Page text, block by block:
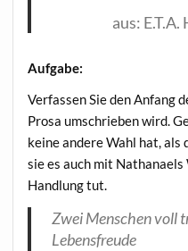
aus:
Auf­ga­be:
Ver­fas­sen Sie den Anfang
Pro­sa umschrie­ben wird.
kei­ne ande­re Wahl hat, als
sie es auch mit
Hand­lung tut.
Zwei Men­schen voll
Lebensfreude